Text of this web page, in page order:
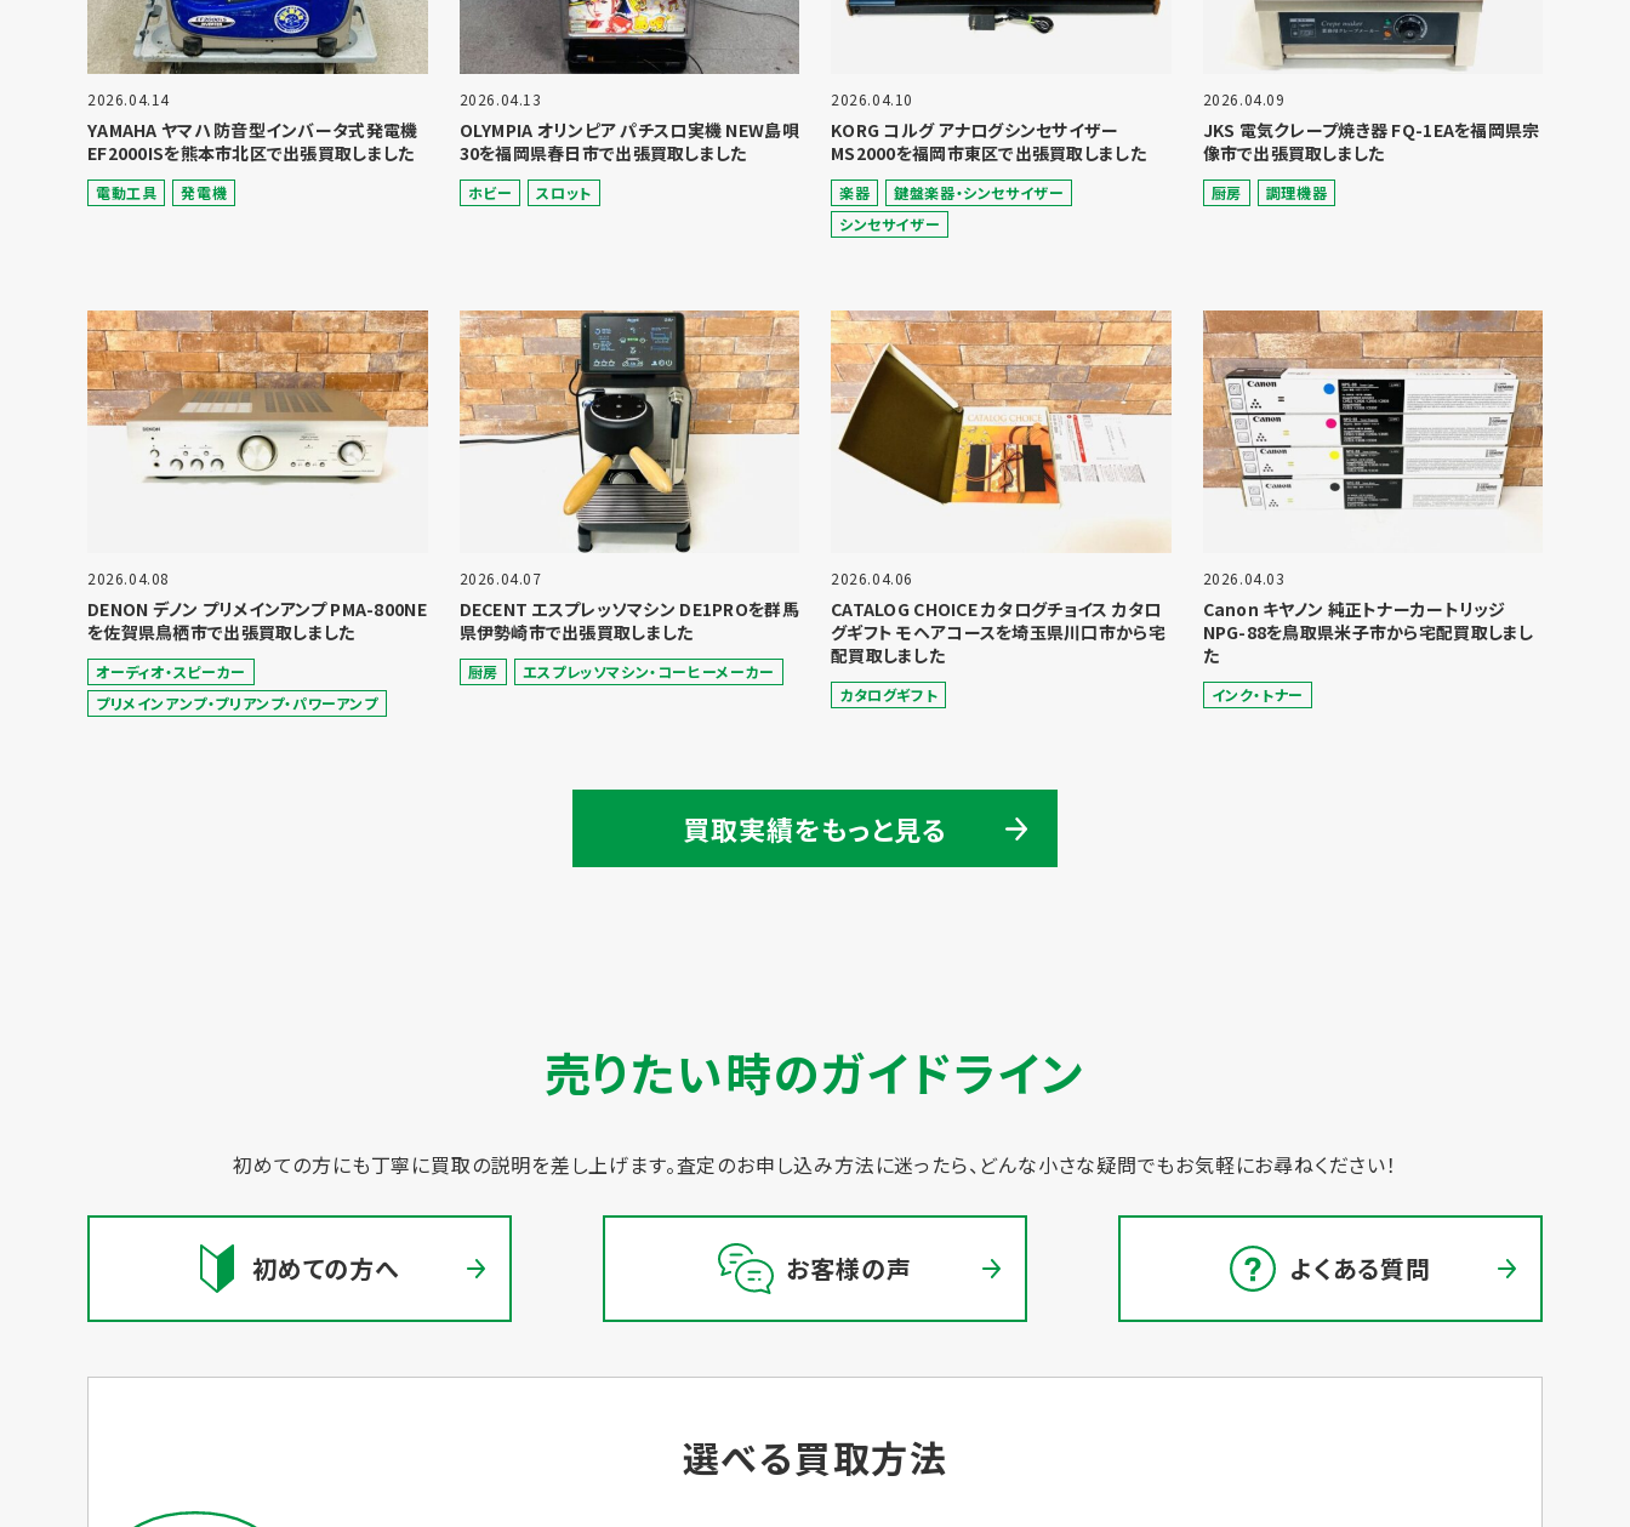
2026.04.14
YAMAHA ヤマハ 防音型インバータ式発電機
EF2000ISを熊本市北区で出張買取しました
電動⼯具 発電機
2026.04.13
OLYMPIA オリンピア パチスロ実機 NEW島唄
30を福岡県春日市で出張買取しました
ホビー スロット
2026.04.10
KORG コルグ アナログシンセサイザー
MS2000を福岡市東区で出張買取しました
楽器
鍵盤楽器・シンセサイザー
シンセサイザー
2026.04.09
JKS 電気クレープ焼き器 FQ-1EAを福岡県宗
像市で出張買取しました
厨房 調理機器
2026.04.08
DENON デノン プリメインアンプ PMA-800NE
を佐賀県鳥栖市で出張買取しました
オーディオ・スピーカー
プリメインアンプ・プリアンプ・パワーアンプ
2026.04.07
DECENT エスプレッソマシン DE1PROを群馬
県伊勢崎市で出張買取しました
厨房 エスプレッソマシン・コーヒーメーカー
2026.04.06
CATALOG CHOICE カタログチョイス カタロ
グギフト モヘアコースを埼玉県川口市から宅
配買取しました
カタログギフト
2026.04.03
Canon キヤノン 純正トナーカートリッジ
NPG-88を鳥取県米子市から宅配買取しまし
た
インク・トナー
買取実績をもっと見る
売りたい時のガイドライン
初めての方にも丁寧に買取の説明を差し上げます。査定のお申し込み方法に迷ったら、どんな小さな疑問でもお気軽にお尋ねください！
初めての方へ お客様の声 よくある質問
選べる買取方法